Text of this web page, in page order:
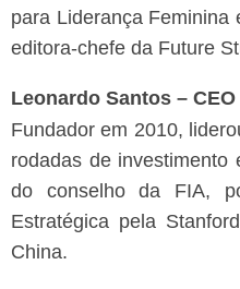
para Liderança Feminina
editora-chefe da Future
Leonardo Santos –
Fundador em 2010,
rodadas de investimento
do conselho da FIA,
Estratégica pela
China.